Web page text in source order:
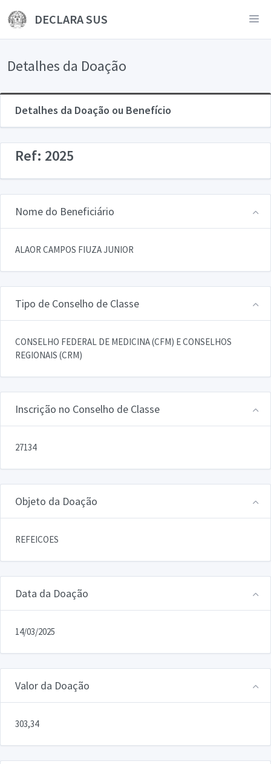
DECLARA SUS
Detalhes da Doação
Detalhes da Doação ou Benefício
Ref: 2025
Nome do Beneficiário
ALAOR CAMPOS FIUZA JUNIOR
Tipo de Conselho de Classe
CONSELHO FEDERAL DE MEDICINA (CFM) E CONSELHOS
REGIONAIS (CRM)
Inscrição no Conselho de Classe
27134
Objeto da Doação
REFEICOES
Data da Doação
14/03/2025
Valor da Doação
303,34